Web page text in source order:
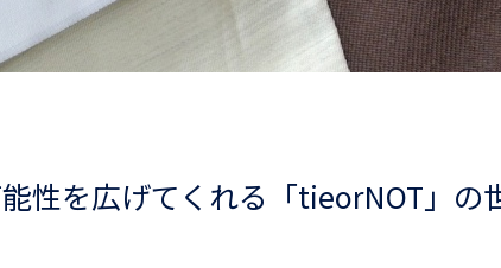
性を広げてくれる「tieorNOT」の